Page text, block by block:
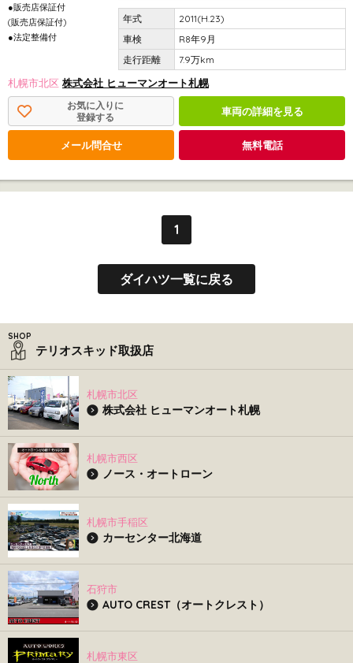
●販売店保証付
(販売店保証付)
●法定整備付
2011(H.23)
R8年9月
7.9万km
札幌市北区 株式会社 ヒューマンオート札幌
お気に入りに
登録する
車両の詳細を見る
メール問合せ 無料電話
1
ダイハツ一覧に戻る
テリオスキッド取扱店
札幌市北区
株式会社 ヒューマンオート札幌
札幌市西区
ノース・オートローン
札幌市手稲区
カーセンター北海道
石狩市
AUTO CREST（オートクレスト）
札幌市東区